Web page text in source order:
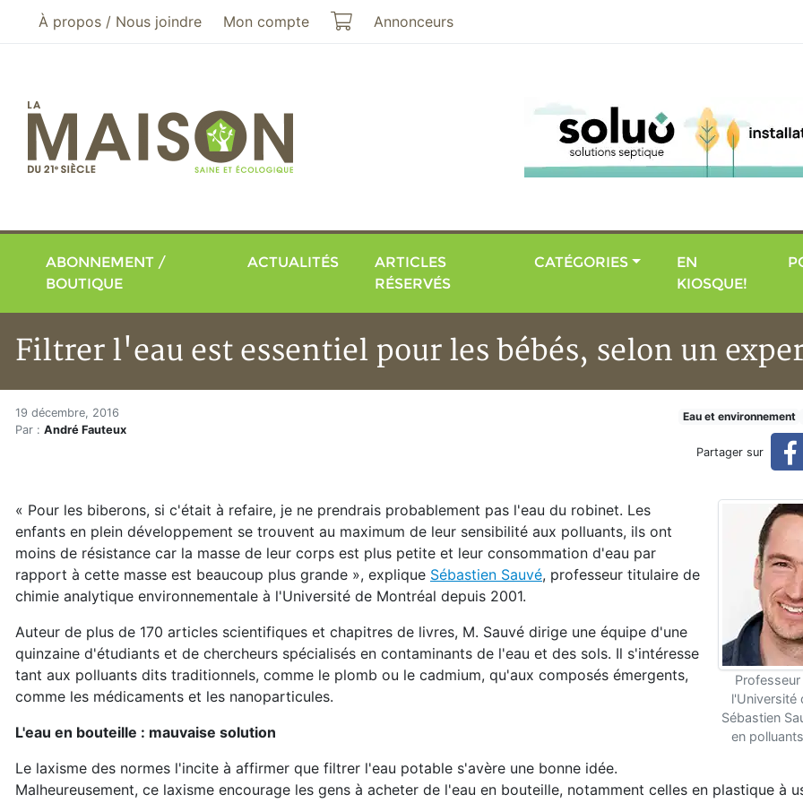
Aller au menu principal
Aller au contenu principal
À propos / Nous joindre Mon compte Mon panier
Annonceurs
ABONNEMENT /
BOUTIQUE
ACTUALITÉS
ARTICLES
RÉSERVÉS
CATÉGORIES
EN
KIOSQUE!
Filtrer l'eau est essentiel pour les bébés, selon un
Accueil
Articles
Filtrer l'eau est essentiel pour les bébés, selon un expert
Filtrer l'eau est essentiel pour les bébés, selon un
19 décembre, 2016
Par : André Fauteux
Eau et environnement
Partager sur
l'Université
Sébastien
en
« Pour les biberons, si c'était à refaire, je ne prendrais probablement pas l'eau du robinet. Les
enfants en plein développement se trouvent au maximum de leur sensibilité aux polluants, ils ont
moins de résistance car la masse de leur corps est plus petite et leur consommation d'eau par
rapport à cette masse est beaucoup plus grande », explique Sébastien Sauvé, professeur titulaire de
chimie analytique environnementale à l'Université de Montréal depuis 2001.
Auteur de plus de 170 articles scientifiques et chapitres de livres, M. Sauvé dirige une équipe d'une
quinzaine d'étudiants et de chercheurs spécialisés en contaminants de l'eau et des sols. Il s'intéresse
tant aux polluants dits traditionnels, comme le plomb ou le cadmium, qu'aux composés émergents,
comme les médicaments et les nanoparticules.
L'eau en bouteille : mauvaise solution
Le laxisme des normes l'incite à affirmer que filtrer l'eau potable s'avère une bonne idée.
Malheureusement, ce laxisme encourage les gens à acheter de l'eau en bouteille, notamment celles en plastique à